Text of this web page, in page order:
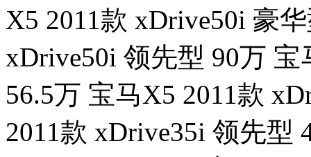
X5 2011款 xDrive50i 豪
xDrive50i 领先型 90万
56.5万 宝马X5 2011款
2011款 xDrive35i 领先型